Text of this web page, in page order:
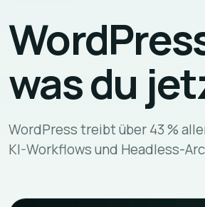
Maßgeschneiderte
WordPress-
Custom Themes,
E-Commerce
WooCommerce,
Hosting &
was du
WordPress treibt über 43 %
KI-Workflows und Headless-